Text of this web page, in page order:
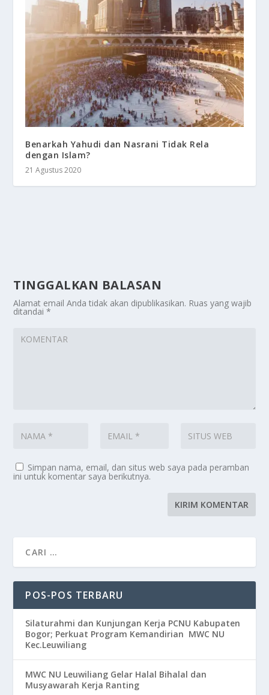
Benarkah Yahudi dan Nasrani Tidak Rela
dengan Islam?
21 Agustus 2020
TINGGALKAN BALASAN
Alamat email Anda tidak akan dipublikasikan. Ruas yang wajib
ditandai*
Simpan nama, email, dan situs web saya pada peramban
ini untuk komentar saya berikutnya.
POS-POS TERBARU
Silaturahmi dan Kunjungan Kerja PCNU Kabupaten
Bogor; Perkuat Program Kemandirian MWC NU
Kec.Leuwiliang
MWC NU Leuwiliang Gelar Halal Bihalal dan
Musyawarah Kerja Ranting